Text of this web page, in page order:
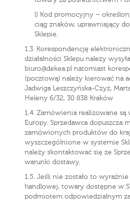
l) Kod promocyjny –
ciąg znaków, uprawniający
Sklepie.
1.3. Korespondencję
działalności Sklepu należy
biuro@dekea.pl natomiast
(pocztową) należy kierować na
Jadwiga Leszczyńska-Czyż,
Heleny 6/32, 30 838 Kraków
1.4. Zamówienia realizowane są
Europy. Sprzedawca dopuszcza
zamówionych produktów do
wyszczególnione w systemie
należy skontaktować się ze
warunki dostawy.
1.5. Jeśli nie zostało to
handlowej, towary dostępne w
podmiotem odpowiedzialnym